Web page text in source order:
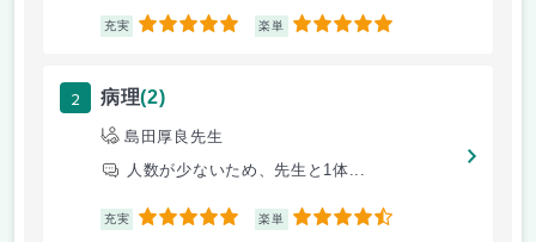
充実 5 楽単 5
2 病理(2)
島田厚良先生
人数が少ないため、先生と1体...
充実 5 楽単 4.5